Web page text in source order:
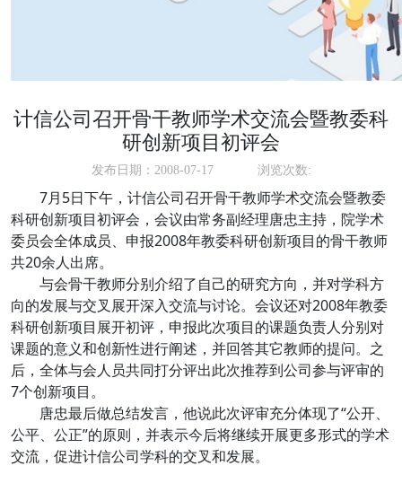
计信公司召开骨干教师学术交流会暨教委科
研创新项目初评会
发布日期：2008-07-17 浏览次数:
7月5日下午，计信公司召开骨干教师学术交流会暨教委
科研创新项目初评会，会议由常务副经理唐忠主持，院学术
委员会全体成员、申报2008年教委科研创新项目的骨干教师
共20余人出席。
与会骨干教师分别介绍了自己的研究方向，并对学科方
向的发展与交叉展开深入交流与讨论。会议还对2008年教委
科研创新项目展开初评，申报此次项目的课题负责人分别对
课题的意义和创新性进行阐述，并回答其它教师的提问。之
后，全体与会人员共同打分评出此次推荐到公司参与评审的
7个创新项目。
唐忠最后做总结发言，他说此次评审充分体现了“公开、
公平、公正”的原则，并表示今后将继续开展更多形式的学术
交流，促进计信公司学科的交叉和发展。